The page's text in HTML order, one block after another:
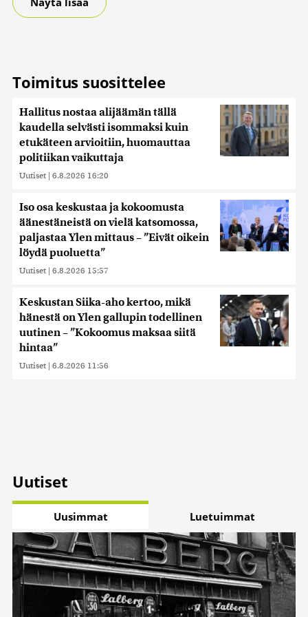
alan kumppaneillemme tietoja siitä, miten käytät
sivustoamme. Kumppanimme voivat yhdistää näitä
Toimitus suosittelee
Hallitus nostaa alijäämän tällä
kaudella selvästi isommaksi kuin
etukäteen arvioitiin, huomauttaa
politiikan vaikuttaja
Uutiset | 6.8.2026 16:20
Iso osa keskustaa ja kokoomusta
äänestäneistä on vielä katsomossa,
paljastaa Ylen mittaus – ”Eivät oikein
löydä puoluetta”
Uutiset | 6.8.2026 15:57
Keskustan Siika-aho kertoo, mikä
hänestä on Ylen gallupin todellinen
uutinen – ”Kokoomus maksaa siitä
hintaa”
Uutiset | 6.8.2026 11:56
Uutiset
Uusimmat Luetuimmat